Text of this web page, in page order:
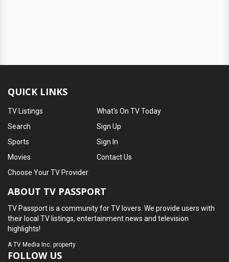
QUICK LINKS
TV Listings
Search
Sports
Movies
What's On TV Today
Sign Up
Sign In
Contact Us
Choose Your TV Provider
ABOUT TV PASSPORT
TV Passport is a community for TV lovers. We provide users with
their local TV listings, entertainment news and television
highlights!
ATV Media Inc. property
FOLLOW US